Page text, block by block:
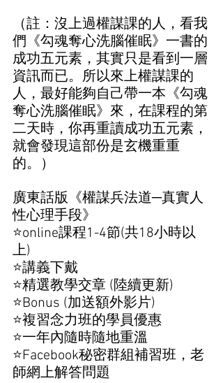
（註：沒上過權謀課的人，看我
們《勾魂奪心洗腦催眠》一書的
成功五元素，其實只是看到一層
資訊而已。所以來上權謀課的
人，最好能夠自己帶一本《勾魂
奪心洗腦催眠》來，在課程的第
二天時，你再重讀成功五元素，
就會發現這部份是玄機重重
的。）
廣東話版《權謀兵法道─真實人
性心理手段》
⭐online課程1-4節(共18小時以
上)
⭐講義下戴
⭐精選教學交章 (陸續更新)
⭐Bonus (加送額外影片)
⭐複習念力班的學員優惠
⭐一年內隨時隨地重溫
⭐Facebook秘密群組補習班，老
師網上解答問題